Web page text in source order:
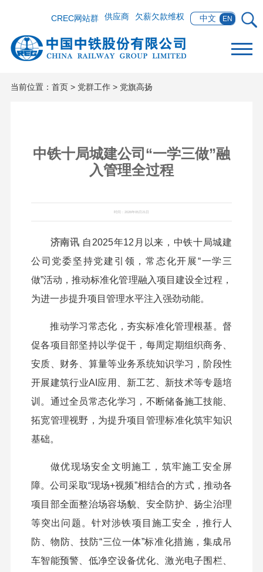
中文 EN
欠薪欠款维权
供应商
CREC网站群
当前位置： 首页> 党群工作> 党旗高扬
中铁十局城建公司“一学三做”融
入管理全过程
时间：2026年05月21日
济南讯 自2025年12月以来，中铁十局城建
公司党委坚持党建引领，常态化开展“一学三
做”活动，推动标准化管理融入项目建设全过程，
为进一步提升项目管理水平注入强劲动能。
推动学习常态化，夯实标准化管理根基。督
促各项目部坚持以学促干，每周定期组织商务、
安质、财务、算量等业务系统知识学习，阶段性
开展建筑行业AI应用、新工艺、新技术等专题培
训。通过全员常态化学习，不断储备施工技能、
拓宽管理视野，为提升项目管理标准化筑牢知识
基础。
做优现场安全文明施工，筑牢施工安全屏
障。公司采取“现场+视频”相结合的方式，推动各
项目部全面整治场容场貌、安全防护、扬尘治理
等突出问题。针对涉铁项目施工安全，推行人
防、物防、技防“三位一体”标准化措施，集成吊
车智能预警、低净空设备优化、激光电子围栏、